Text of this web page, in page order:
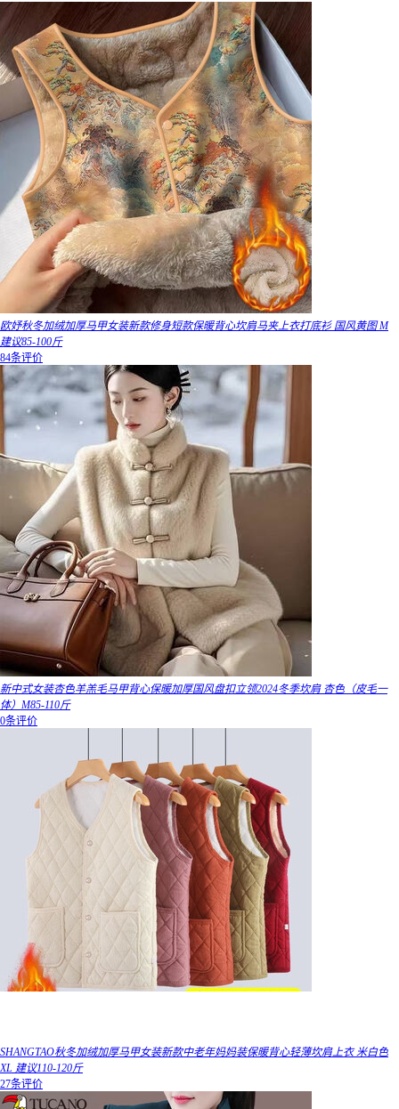
欧妤秋冬加绒加厚马甲女装新款修身短款保暖背心坎肩马夹上衣打底衫 国风黄图 M
建议85-100斤
84条评价
新中式女装杏色羊羔毛马甲背心保暖加厚国风盘扣立领2024冬季坎肩 杏色（皮毛一
体）M85-110斤
0条评价
SHANGTAO秋冬加绒加厚马甲女装新款中老年妈妈装保暖背心轻薄坎肩上衣 米白色
XL 建议110-120斤
27条评价